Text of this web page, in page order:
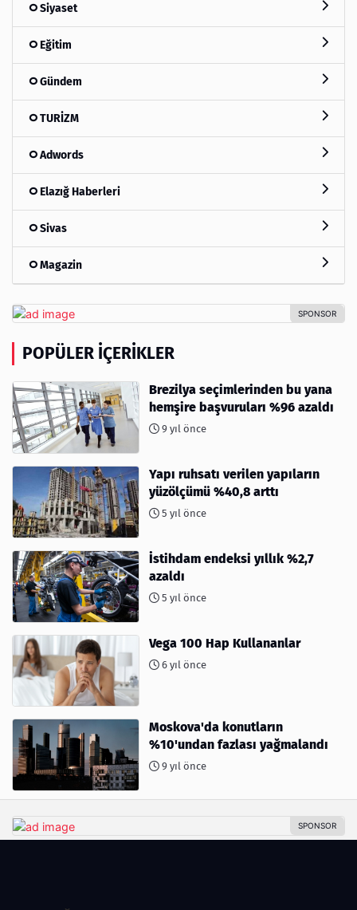
Siyaset
Eğitim
Gündem
TURİZM
Adwords
Elazığ Haberleri
Sivas
Magazin
POPÜLER İÇERIKLER
Brezilya seçimlerinden bu yana
hemşire başvuruları %96 azaldı
9 yıl önce
Yapı ruhsatı verilen yapıların
yüzölçümü %40,8 arttı
5 yıl önce
İstihdam endeksi yıllık %2,7
azaldı
5 yıl önce
Vega 100 Hap Kullananlar
6 yıl önce
Moskova'da konutların
%10'undan fazlası yağmalandı
9 yıl önce